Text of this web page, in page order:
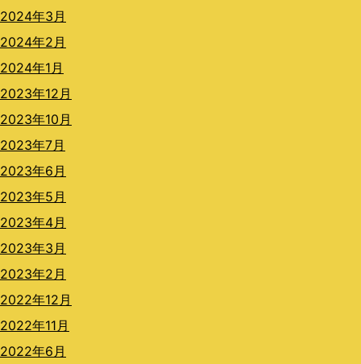
2024年3月
2024年2月
2024年1月
2023年12月
2023年10月
2023年7月
2023年6月
2023年5月
2023年4月
2023年3月
2023年2月
2022年12月
2022年11月
2022年6月